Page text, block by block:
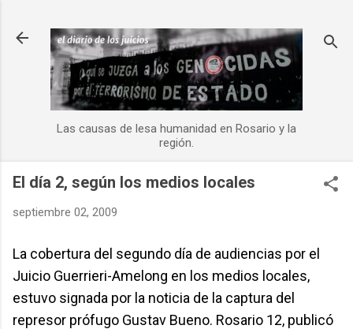
Las causas de lesa humanidad en Rosario y la
región.
El día 2, según los medios locales
septiembre 02, 2009
La cobertura del segundo día de audiencias por el
Juicio Guerrieri-Amelong en los medios locales,
estuvo signada por la noticia de la captura del
represor prófugo Gustav Bueno. Rosario 12, publicó